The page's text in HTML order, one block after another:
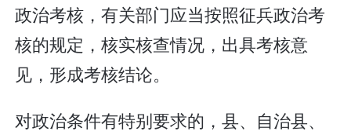
政治考核，有关部门应当按照征兵政治考
核的规定，核实核查情况，出具考核意
见，形成考核结论。
对政治条件有特别要求的，县、自治县、